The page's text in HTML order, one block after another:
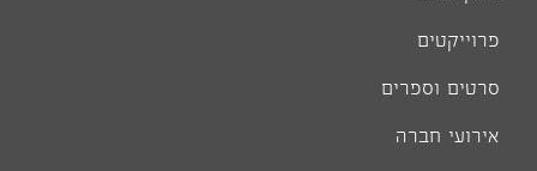
פרוייקטים
סרטים וספרים
אירועי חברה